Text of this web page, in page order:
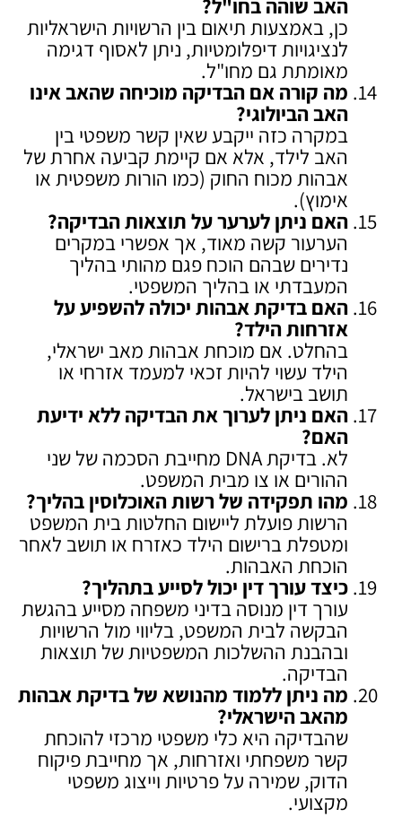
האב שוהה בחו"ל?
כן, באמצעות תיאום בין הרשויות הישראליות
לנציגויות דיפלומטיות, ניתן לאסוף דגימה
מאומתת גם מחו"ל.
מה קורה אם הבדיקה מוכיחה שהאב אינו
האב הביולוגי?
במקרה כזה ייקבע שאין קשר משפטי בין
האב לילד, אלא אם קיימת קביעה אחרת של
אבהות מכוח החוק (כמו הורות משפטית או
אימוץ).
האם ניתן לערער על תוצאות הבדיקה?
הערעור קשה מאוד, אך אפשרי במקרים
נדירים שבהם הוכח פגם מהותי בהליך
המעבדתי או בהליך המשפטי.
האם בדיקת אבהות יכולה להשפיע על
אזרחות הילד?
בהחלט. אם מוכחת אבהות מאב ישראלי,
הילד עשוי להיות זכאי למעמד אזרחי או
תושב בישראל.
האם ניתן לערוך את הבדיקה ללא ידיעת
האם?
לא. בדיקת DNA מחייבת הסכמה של שני
ההורים או צו מבית המשפט.
מהו תפקידה של רשות האוכלוסין בהליך?
הרשות פועלת ליישום החלטות בית המשפט
ומטפלת ברישום הילד כאזרח או תושב לאחר
הוכחת האבהות.
כיצד עורך דין יכול לסייע בתהליך?
עורך דין מנוסה בדיני משפחה מסייע בהגשת
הבקשה לבית המשפט, בליווי מול הרשויות
ובהבנת ההשלכות המשפטיות של תוצאות
הבדיקה.
מה ניתן ללמוד מהנושא של בדיקת אבהות
מהאב הישראלי?
שהבדיקה היא כלי משפטי מרכזי להוכחת
קשר משפחתי ואזרחות, אך מחייבת פיקוח
הדוק, שמירה על פרטיות וייצוג משפטי
מקצועי.